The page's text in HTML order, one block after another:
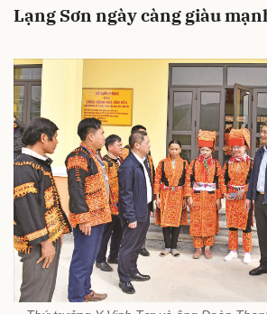
Lạng Sơn ngày càng giàu